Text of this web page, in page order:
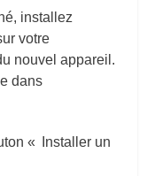
installez
votre
nouvel appareil.
dans
« Installer un